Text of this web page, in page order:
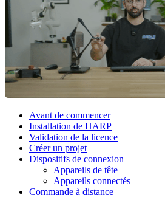
Avant de commencer
Installation de HARP
Validation de la licence
Créer un projet
Dispositifs de connexion
Appareils de tête
Appareils connectés
Commande à distance